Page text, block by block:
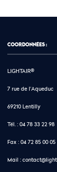
COORDONNÉES :
LIGHTAIR®
7 rue de l'Aqueduc
69210 Lentilly
Tél. : 04 78 33 22 98
Fax : 04 72 85 00 05
Mail :